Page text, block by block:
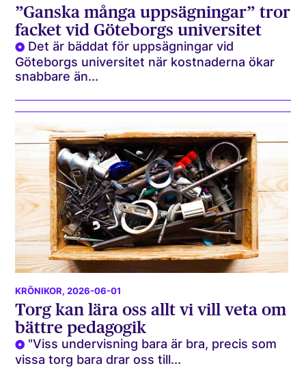
”Ganska många uppsägningar” tror
facket vid Göteborgs universitet
Det är bäddat för uppsägningar vid
Göteborgs universitet när kostnaderna ökar
snabbare än...
KRÖNIKOR, 2026-06-01
Torg kan lära oss allt vi vill veta om
bättre pedagogik
"Viss undervisning bara är bra, precis som
vissa torg bara drar oss till...